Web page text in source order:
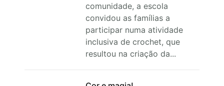
comunidade, a escola
convidou as famílias a
participar numa atividade
inclusiva de crochet, que
resultou na criação da...